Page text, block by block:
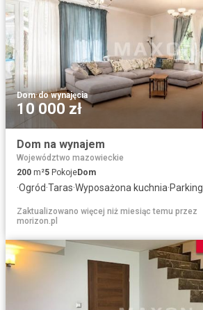
Dom·do wynajęcia
10 000 zł
Dom na wynajem
Województwo mazowieckie
200 m²5 PokojeDom
·Ogród·Taras·Wyposażona kuchnia·Parking
Zaktualizowano więcej niż miesiąc temu przez
morizon.pl